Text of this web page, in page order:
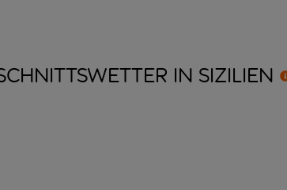
IN SIZILIEN